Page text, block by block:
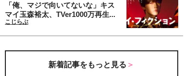
「俺、マジで向いてないな」キス
マイ玉森裕太、TVer1000万再生...
こじらぶ
新着記事をもっと見る